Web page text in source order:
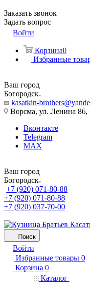
Заказать звонок
Задать вопрос
Войти
Корзина0
Избранные
Ваш город
Богородск
kasatkin-
Ворсма, ул. Ленина 86,
Вконтакте
Telegram
MAX
Ваш город
Богородск
+7 (920) 071-80-88
+7 (920) 071-80-88
+7 (920) 037-70-00
Поиск
Войти
Избранные товары 0
Корзина 0
Каталог